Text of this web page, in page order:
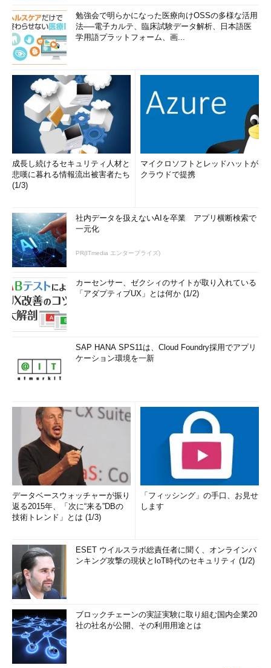
勉強会で明らかになった医療向けOSSの多様な活用
法──電子カルテ、臨床試験データ解析、日本語医
学用語プラットフォーム、画...
成長し続けるセキュリティ人材と
悲嘆に暮れる情報流出被害者たち
(1/3)
マイクロソフトとレッドハットが
クラウドで提携
社内データを扱えないAIを卒業 アプリ横断検索で
一元化
PR(ITmedia エンタープライズ)
カーセンサー、ゼクシィのサイトが取り入れている
「アダプティブUX」とは何か (1/2)
SAP HANA SPS11は、Cloud Foundry採用でアプリ
ケーション環境を一新
データベースウォッチャーが振り
返る2015年、「次に“来る”DBの
技術トレンド」とは (1/3)
「フィッシング」の手口、お見せ
します
ESET ウイルスラボ総責任者に聞く、オンラインバ
ンキング攻撃の現状とIoT時代のセキュリティ (1/2)
ブロックチェーンの実証実験に取り組む国内企業20
社の社名が公開、その利用用途とは